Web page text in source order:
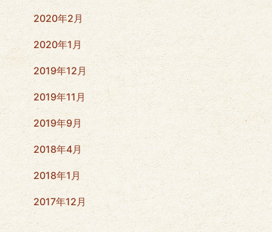
2020年2月
2020年1月
2019年12月
2019年11月
2019年9月
2018年4月
2018年1月
2017年12月